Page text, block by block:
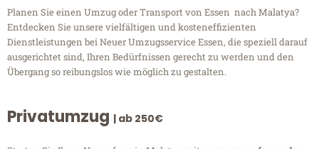
Planen Sie einen Umzug oder Transport von Essen nach Malatya?
Entdecken Sie unsere vielfältigen und kosteneffizienten
Dienstleistungen bei Neuer Umzugsservice Essen, die speziell darauf
ausgerichtet sind, Ihren Bedürfnissen gerecht zu werden und den
Übergang so reibungslos wie möglich zu gestalten.
Privatumzug | ab 250€